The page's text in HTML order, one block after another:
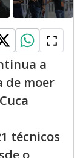
a
de moer
técnicos